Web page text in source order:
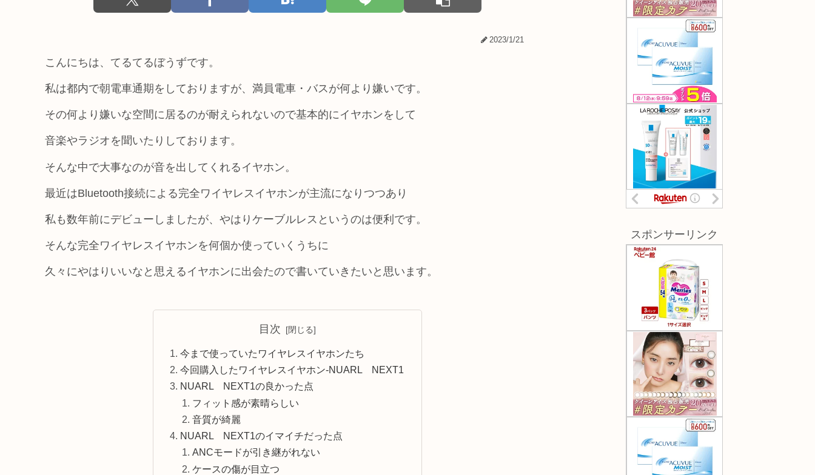
2023/1/21
こんにちは、てるてるぼうずです。
私は都内で朝電車通期をしておりますが、満員電車・バスが何より嫌いです。
その何より嫌いな空間に居るのが耐えられないので基本的にイヤホンをして
音楽やラジオを聞いたりしております。
そんな中で大事なのが音を出してくれるイヤホン。
最近はBluetooth接続による完全ワイヤレスイヤホンが主流になりつつあり
私も数年前にデビューしましたが、やはりケーブルレスというのは便利です。
そんな完全ワイヤレスイヤホンを何個か使っていくうちに
久々にやはりいいなと思えるイヤホンに出会たので書いていきたいと思います。
目次
今まで使っていたワイヤレスイヤホンたち
今回購入したワイヤレスイヤホン-NUARL NEXT1
NUARL NEXT1の良かった点
フィット感が素晴らしい
音質が綺麗
NUARL NEXT1のイマイチだった点
ANCモードが引き継がれない
ケースの傷が目立つ
スポンサーリンク